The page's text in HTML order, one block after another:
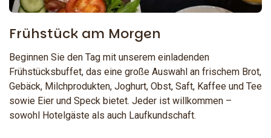
Frühstück am Morgen
Beginnen Sie den Tag mit unserem einladenden
Frühstücksbuffet, das eine große Auswahl an frischem Brot,
Gebäck, Milchprodukten, Joghurt, Obst, Saft, Kaffee und Tee
sowie Eier und Speck bietet. Jeder ist willkommen –
sowohl Hotelgäste als auch Laufkundschaft.